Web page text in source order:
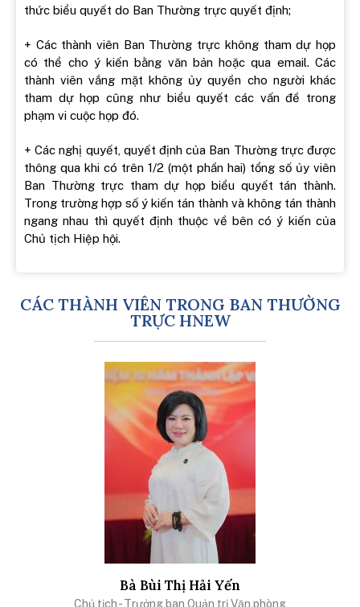
thức biểu quyết do Ban Thường trực quyết định;
+ Các thành viên Ban Thường trực không tham dự họp
có thể cho ý kiến bằng văn bản hoặc qua email. Các
thành viên vắng mặt không ủy quyền cho người khác
tham dự họp cũng như biểu quyết các vấn đề trong
phạm vi cuộc họp đó.
+ Các nghị quyết, quyết định của Ban Thường trực được
thông qua khi có trên 1/2 (một phần hai) tổng số ủy viên
Ban Thường trực tham dự họp biểu quyết tán thành.
Trong trường hợp số ý kiến tán thành và không tán thành
ngang nhau thì quyết định thuộc về bên có ý kiến của
Chủ tịch Hiệp hội.
CÁC THÀNH VIÊN TRONG BAN THƯỜNG
TRỰC HNEW
Bà Bùi Thị Hải Yến
Chủ tịch - Trưởng ban Quản trị Văn phòng